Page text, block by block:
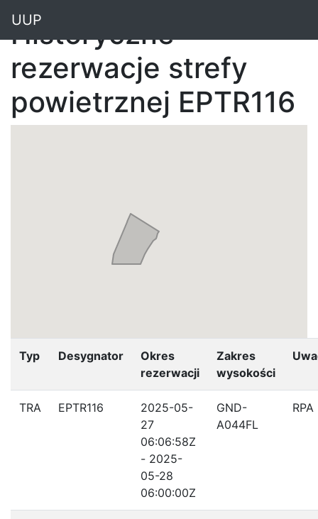
UUP
Historyczne
rezerwacje strefy
powietrznej EPTR116
Typ Desygnator
Okres
rezerwacji
Zakres
wysokości
TRA EPTR116
2025-05-
27
06:06:58Z
- 2025-
05-28
06:00:00Z
GND-
A044FL
RPA